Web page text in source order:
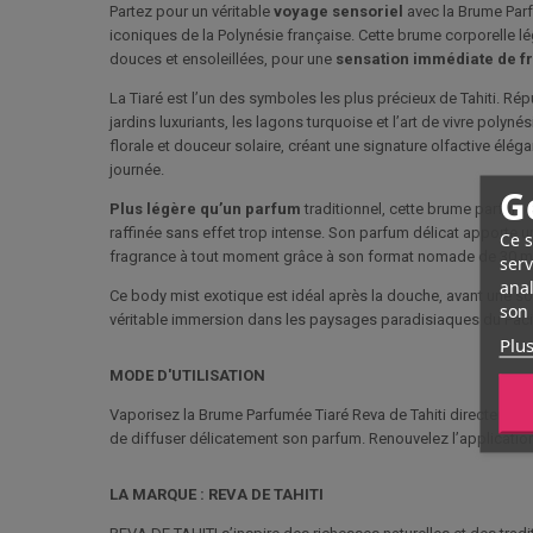
Ce
son
Partez pour un véritable voyage sensoriel avec la Brume
iconiques de la Polynésie française. Cette brume corporelle
douces et ensoleillées, pour une sensation immédiate de
La Tiaré est l’un des symboles les plus précieux de Tahiti.
jardins luxuriants, les lagons turquoise et l’art de vivre
florale et douceur solaire, créant une signature olfactive
journée.
Plus légère qu’un parfum traditionnel, cette brume
raffinée sans effet trop intense. Son parfum délicat apporte
fragrance à tout moment grâce à son format nomade de 30
Ce body mist exotique est idéal après la douche, avant une
véritable immersion dans les paysages paradisiaques du
MODE D'UTILISATION
Vaporisez la Brume Parfumée Tiaré Reva de Tahiti
de diffuser délicatement son parfum. Renouvelez
LA MARQUE : REVA DE TAHITI